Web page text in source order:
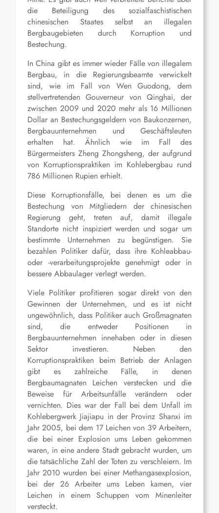
die Beteiligung des sozialfaschistischen
chinesischen Staates selbst an illegalen
Bergbaugebieten durch Korruption und
Bestechung.
In China gibt es immer wieder Fälle von illegalem
Bergbau, in die Regierungsbeamte verwickelt
sind, wie im Fall von Wen Guodong, dem
stellvertretenden Gouverneur von Qinghai, der
zwischen 2009 und 2020 mehr als 16 Millionen
Dollar an Bestechungsgeldern von Baukonzernen,
Bergbauunternehmen und Geschäftsleuten
erhalten hat. Ähnlich wie im Fall des
Bürgermeisters Zheng Zhongsheng, der aufgrund
von Korruptionspraktiken im Kohlebergbau rund
786 Millionen Rupien erhielt.
Diese Korruptionsfälle, bei denen es um die
Bestechung von Mitgliedern der chinesischen
Regierung geht, treten auf, damit illegale
Standorte nicht inspiziert werden und sogar um
bestimmte Unternehmen zu begünstigen. Sie
bezahlen Politiker dafür, dass ihre Kohleabbau-
oder -verarbeitungsprojekte genehmigt oder in
bessere Abbaulager verlegt werden.
Viele Politiker profitieren sogar direkt von den
Gewinnen der Unternehmen, und es ist nicht
ungewöhnlich, dass Politiker auch Großmagnaten
sind, die entweder Positionen in
Bergbauunternehmen innehaben oder in diesen
Sektor investieren. Neben den
Korruptionspraktiken beim Betrieb der Anlagen
gibt es zahlreiche Fälle, in denen
Bergbaumagnaten Leichen verstecken und die
Beweise für Arbeitsunfälle verändern oder
vernichten. Dies war der Fall bei dem Unfall im
Kohlebergwerk Jiajiapu in der Provinz Shanxi im
Jahr 2005, bei dem 17 Leichen von 39 Arbeitern,
die bei einer Explosion ums Leben gekommen
waren, in eine andere Stadt gebracht wurden, um
die tatsächliche Zahl der Toten zu verschleiern. Im
Jahr 2010 wurden bei einer Methangasexplosion,
bei der 26 Arbeiter ums Leben kamen, vier
Leichen in einem Schuppen vom Minenleiter
versteckt.